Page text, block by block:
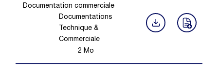
Documentation commerciale
Documentations
Technique &
Commerciale
2 Mo